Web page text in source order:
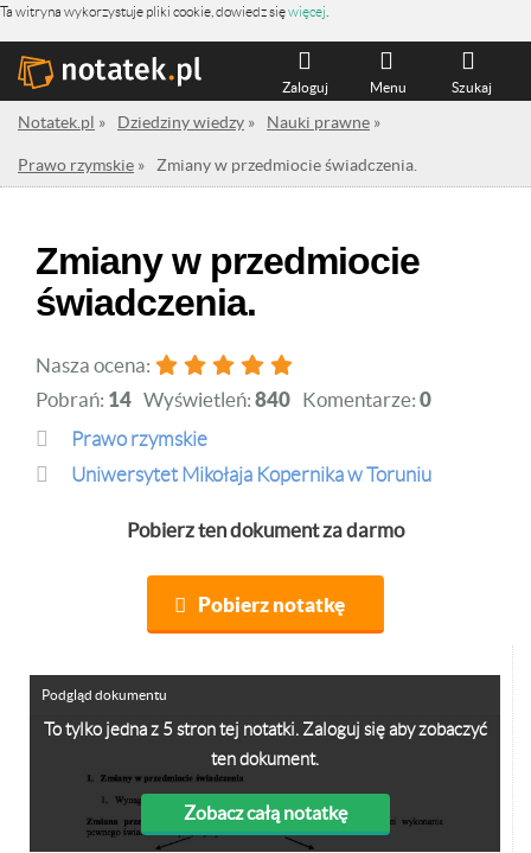
Ta witryna wykorzystuje pliki cookie, dowiedz sięwięcej
Szukaj
Menu
Zaloguj
Notatek.pl » Dziedziny wiedzy » Nauki prawne »
Prawo rzymskie » Zmiany w przedmiocie świadczenia.
Zmiany w przedmiocie
świadczenia.
Nasza ocena:
Pobrań: 14 Wyświetleń: 840 Komentarze: 0
Prawo rzymskie
Uniwersytet Mikołaja Kopernika w Toruniu
Pobierz ten dokument za darmo
Pobierz notatkę
To tylko jedna z 5 stron tej notatki. Zaloguj się aby zobaczyć
ten dokument.
Zobacz całą notatkę
Podgląd dokumentu